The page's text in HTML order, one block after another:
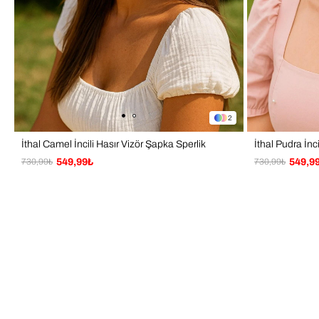
2
İthal Camel İncili Hasır Vizör Şapka Sperlik
549,99₺
730,99₺
İthal Pudra
730,99₺